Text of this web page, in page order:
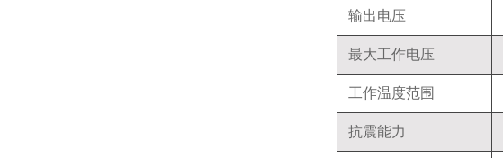
输出电压
最大工作电压
工作温度范围
抗震能力